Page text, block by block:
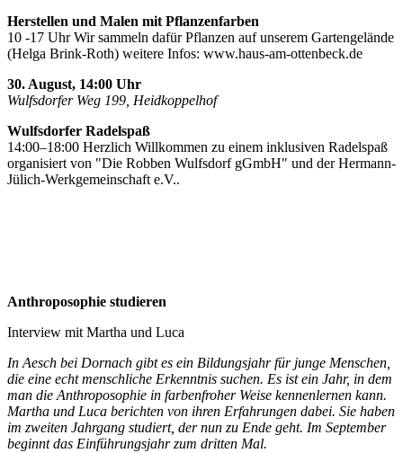
Herstellen und Malen mit Pflanzenfarben
10 -17 Uhr Wir sammeln dafür Pflanzen auf unserem Gartengelände
(Helga Brink-Roth) weitere Infos: www.haus-am-ottenbeck.de
30. August, 14:00 Uhr
Wulfsdorfer Weg 199, Heidkoppelhof
Wulfsdorfer Radelspaß
14:00–18:00 Herzlich Willkommen zu einem inklusiven Radelspaß
organisiert von "Die Robben Wulfsdorf gGmbH" und der Hermann-
Jülich-Werkgemeinschaft e.V..
Anthroposophie studieren
Interview mit Martha und Luca
In Aesch bei Dornach gibt es ein Bildungsjahr für junge Menschen,
die eine echt menschliche Erkenntnis suchen. Es ist ein Jahr, in dem
man die Anthroposophie in farbenfroher Weise kennenlernen kann.
Martha und Luca berichten von ihren Erfahrungen dabei. Sie haben
im zweiten Jahrgang studiert, der nun zu Ende geht. Im September
beginnt das Einführungsjahr zum dritten Mal.